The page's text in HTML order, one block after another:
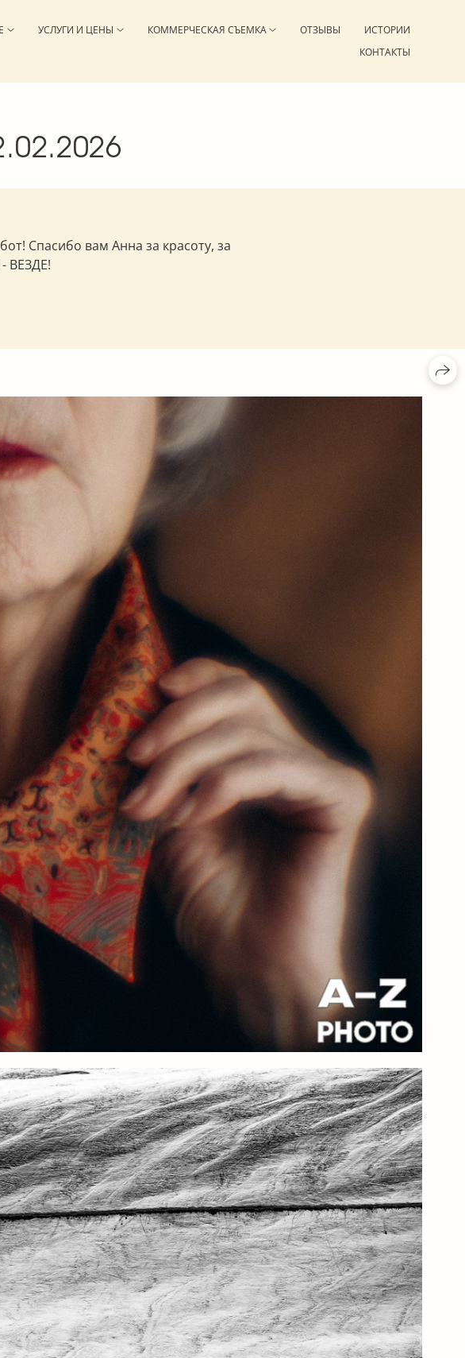
УСЛУГИ И ЦЕНЫ КОММЕРЧЕСКАЯ СЪЕМКА ОТЗЫВЫ
ИСТОРИИ
КОНТАКТЫ
Спасибо вам Анна за красоту, за
ВЕЗДЕ!